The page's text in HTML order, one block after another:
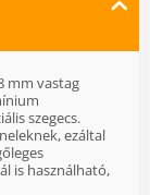
mm vastag
szegecs.
ezáltal
is használható,